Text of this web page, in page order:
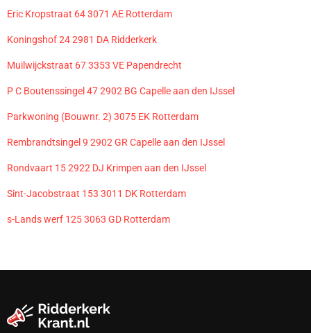
Eric Kropstraat 64 3071 AE Rotterdam
Koningshof 24 2981 DA Ridderkerk
Muilwijckstraat 67 3353 VE Papendrecht
P C Boutenssingel 47 2902 BG Capelle aan den IJssel
Parkwoning (Bouwnr. 2) 3075 EK Rotterdam
Rembrandtsingel 9 2902 GR Capelle aan den IJssel
Rondvaart 15 2922 DJ Krimpen aan den IJssel
Sint-Jacobstraat 153 3011 DK Rotterdam
s-Lands werf 125 3063 GD Rotterdam